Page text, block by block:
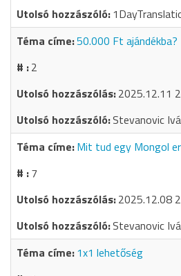
50.000 Ft ajándékba?
2
2025.12.11
Stevanovic
Mit tud egy Mongol
7
2025.12.08
Stevanovic
1x1 lehetőség